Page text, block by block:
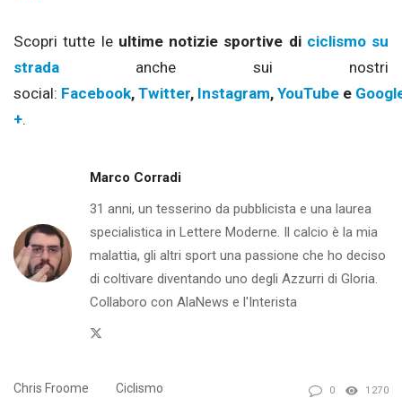
Scopri tutte le ultime notizie sportive di ciclismo su
strada anche sui nostri
social: Facebook, Twitter, Instagram, YouTube e
+.
Marco Corradi
31 anni, un tesserino da pubblicista e una laurea
specialistica in Lettere Moderne. Il calcio è la mia
malattia, gli altri sport una passione che ho deciso
di coltivare diventando uno degli Azzurri di Gloria.
Collaboro con AlaNews e l'Interista
Chris Froome
Ciclismo
0 1270